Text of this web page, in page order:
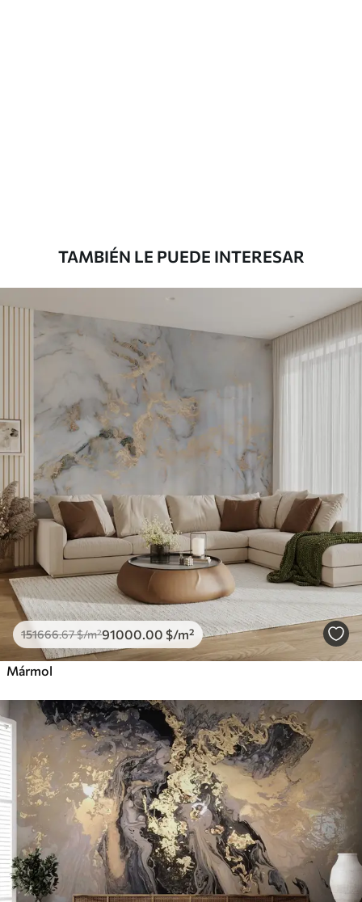
199833.33119900.00$/m²
TAMBIÉN LE PUEDE INTERESAR
151666.67$/m²91000.00 $/m²
Mármol